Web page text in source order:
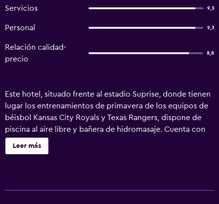
Servicios 9,3
Personal 9,3
Relación calidad-
precio
8,8
Este hotel, situado frente al estadio Suprise, donde tienen
lugar los entrenamientos de primavera de los equipos de
béisbol Kansas City Royals y Texas Rangers, dispone de
piscina al aire libre y bañera de hidromasaje. Cuenta con
conexión WiFi gratuita y sirve un desayuno caliente a
diario. Todas las habitaciones del Holiday Inn Express
Leer más